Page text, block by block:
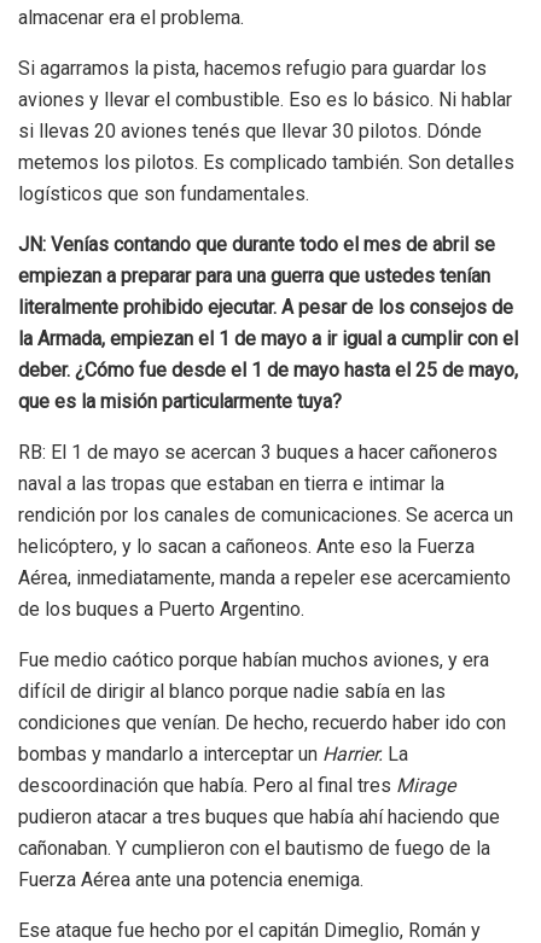
almacenar era el problema.
Si agarramos la pista, hacemos refugio para guardar los
aviones y llevar el combustible. Eso es lo básico. Ni hablar
si llevas 20 aviones tenés que llevar 30 pilotos. Dónde
metemos los pilotos. Es complicado también. Son detalles
logísticos que son fundamentales.
JN: Venías contando que durante todo el mes de abril se
empiezan a preparar para una guerra que ustedes tenían
literalmente prohibido ejecutar. A pesar de los consejos de
la Armada, empiezan el 1 de mayo a ir igual a cumplir con el
deber. ¿Cómo fue desde el 1 de mayo hasta el 25 de mayo,
que es la misión particularmente tuya?
RB: El 1 de mayo se acercan 3 buques a hacer cañoneros
naval a las tropas que estaban en tierra e intimar la
rendición por los canales de comunicaciones. Se acerca un
helicóptero, y lo sacan a cañoneos. Ante eso la Fuerza
Aérea, inmediatamente, manda a repeler ese acercamiento
de los buques a Puerto Argentino.
Fue medio caótico porque habían muchos aviones, y era
difícil de dirigir al blanco porque nadie sabía en las
condiciones que venían. De hecho, recuerdo haber ido con
bombas y mandarlo a interceptar un Harrier. La
descoordinación que había. Pero al final tres Mirage
pudieron atacar a tres buques que había ahí haciendo que
cañonaban. Y cumplieron con el bautismo de fuego de la
Fuerza Aérea ante una potencia enemiga.
Ese ataque fue hecho por el capitán Dimeglio, Román y